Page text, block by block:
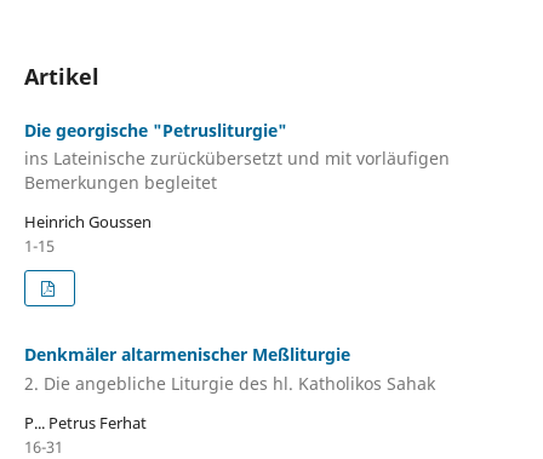
Artikel
Die georgische "Petrusliturgie"
ins Lateinische zurückübersetzt und mit vorläufigen
Bemerkungen begleitet
Heinrich Goussen
1-15
Denkmäler altarmenischer Meßliturgie
2. Die angebliche Liturgie des hl. Katholikos Sahak
P... Petrus Ferhat
16-31